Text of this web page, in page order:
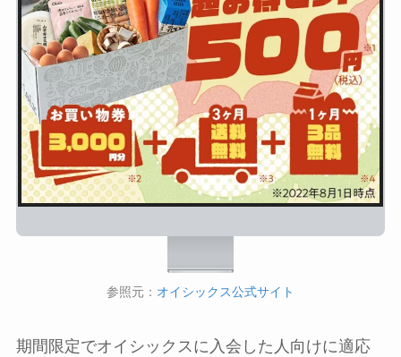
参照元： オイシックス公式サイト
期間限定でオイシックスに入会した人向けに適応